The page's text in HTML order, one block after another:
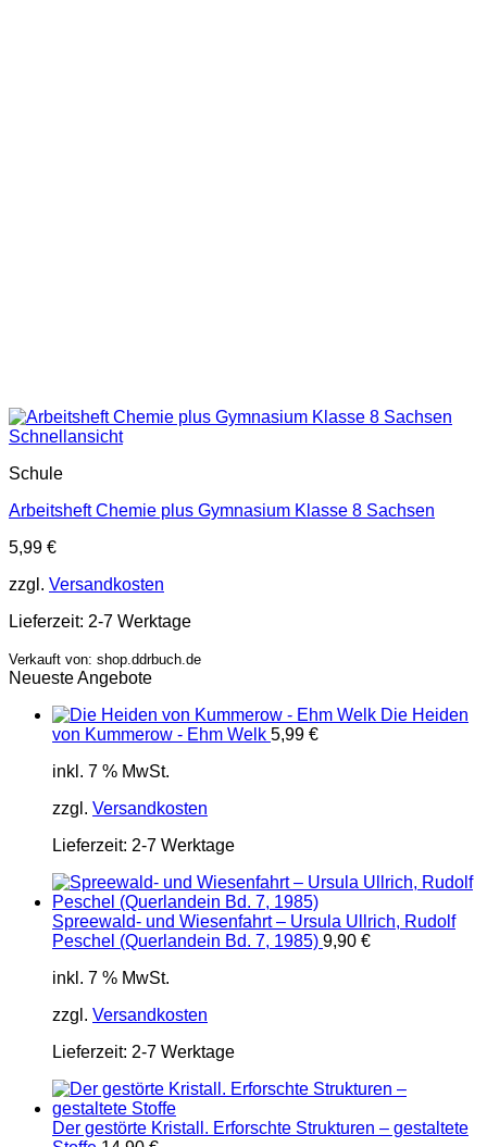
Schnellansicht
Schule
Arbeitsheft Chemie plus Gymnasium Klasse 8 Sachsen
5,99 €
zzgl. Versandkosten
Lieferzeit: 2-7 Werktage
Verkauft von: shop.ddrbuch.de
Neueste Angebote
Die Heiden
von Kummerow - Ehm Welk 5,99 €
inkl. 7 % MwSt.
zzgl. Versandkosten
Lieferzeit: 2-7 Werktage
Spreewald- und Wiesenfahrt – Ursula Ullrich, Rudolf
Peschel (Querlandein Bd. 7, 1985) 9,90 €
inkl. 7 % MwSt.
zzgl. Versandkosten
Lieferzeit: 2-7 Werktage
Der gestörte Kristall. Erforschte Strukturen – gestaltete